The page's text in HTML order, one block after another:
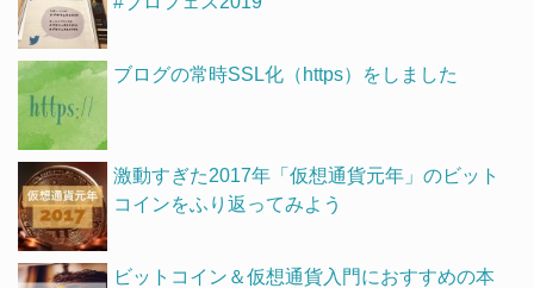
ブログの常時SSL化（https）をしました
激動すぎた2017年「仮想通貨元年」のビット
コインをふり返ってみよう
ビットコイン＆仮想通貨入門におすすめの本